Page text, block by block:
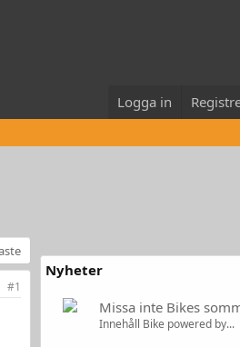
Logga in
#1
Nyheter
Missa inte Bikes
Innehåll Bike powered by...